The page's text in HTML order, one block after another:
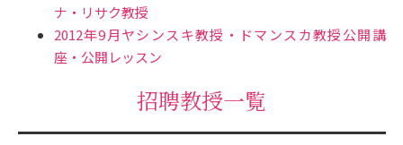
ナ・リサク教授
2012年9月ヤシンスキ教授・ドマンスカ教授公開講
座・公開レッスン
招聘教授一覧